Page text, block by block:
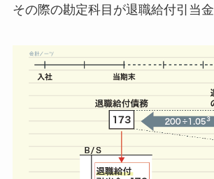
その際の勘定科目が退職給付引当金